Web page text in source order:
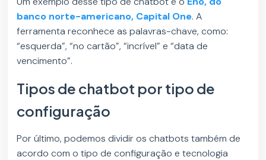
banco norte-americano, Capital One. A
ferramenta reconhece as palavras-chave, como:
“esquerda”, “no cartão”, “incrível” e “data de
vencimento”.
Tipos de chatbot por tipo de
configuração
Por último, podemos dividir os chatbots também de
acordo com o tipo de configuração e tecnologia